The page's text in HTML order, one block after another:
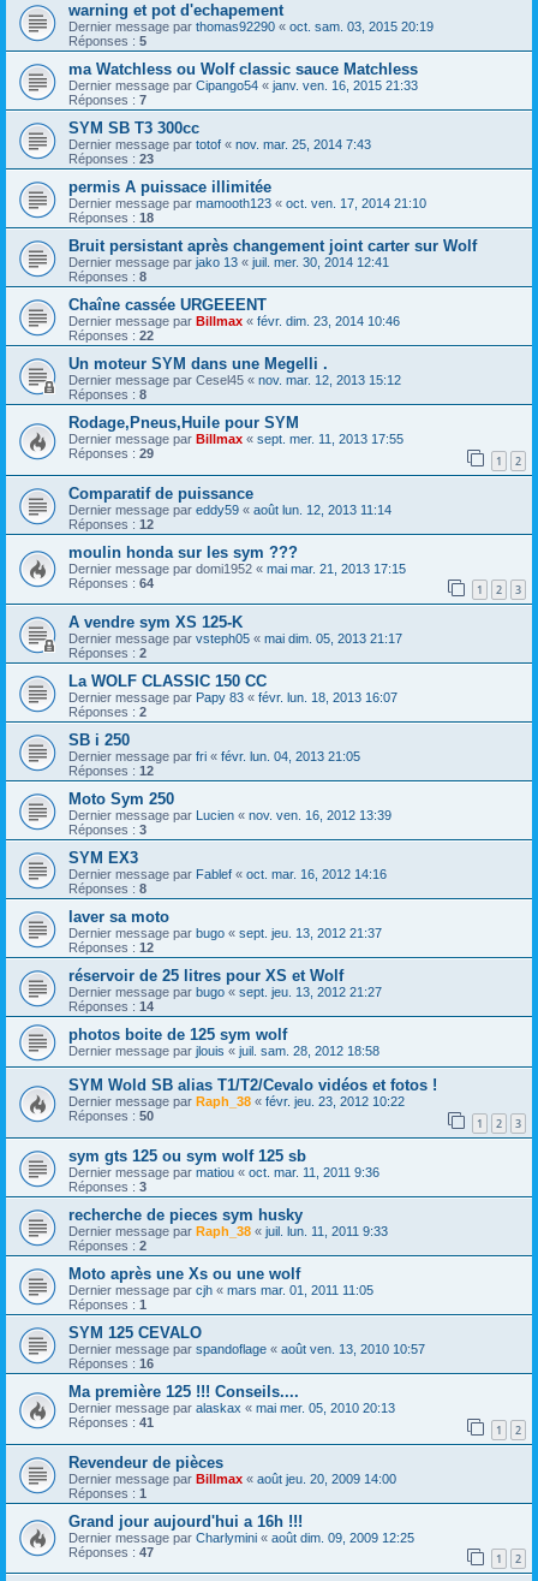
warning et pot d'echapement
Dernier message par thomas92290 « oct. sam. 03, 2015 20:19
Réponses : 5
ma Watchless ou Wolf classic sauce Matchless
Dernier message par Cipango54 « janv. ven. 16, 2015 21:33
Réponses : 7
SYM SB T3 300cc
Dernier message par totof « nov. mar. 25, 2014 7:43
Réponses : 23
permis A puissace illimitée
Dernier message par mamooth123 « oct. ven. 17, 2014 21:10
Réponses : 18
Bruit persistant après changement joint carter sur Wolf
Dernier message par jako 13 « juil. mer. 30, 2014 12:41
Réponses : 8
Chaîne cassée URGEEENT
Dernier message par Billmax « févr. dim. 23, 2014 10:46
Réponses : 22
Un moteur SYM dans une Megelli .
Dernier message par Cesel45 « nov. mar. 12, 2013 15:12
Réponses : 8
Rodage,Pneus,Huile pour SYM
Dernier message par Billmax « sept. mer. 11, 2013 17:55
Réponses : 29 1 2
Comparatif de puissance
Dernier message par eddy59 « août lun. 12, 2013 11:14
Réponses : 12
moulin honda sur les sym ???
Dernier message par domi1952 « mai mar. 21, 2013 17:15
Réponses : 64 1 2 3
A vendre sym XS 125-K
Dernier message par vsteph05 « mai dim. 05, 2013 21:17
Réponses : 2
La WOLF CLASSIC 150 CC
Dernier message par Papy 83 « févr. lun. 18, 2013 16:07
Réponses : 2
SB i 250
Dernier message par fri « févr. lun. 04, 2013 21:05
Réponses : 12
Moto Sym 250
Dernier message par Lucien « nov. ven. 16, 2012 13:39
Réponses : 3
SYM EX3
Dernier message par Fablef « oct. mar. 16, 2012 14:16
Réponses : 8
laver sa moto
Dernier message par bugo « sept. jeu. 13, 2012 21:37
Réponses : 12
réservoir de 25 litres pour XS et Wolf
Dernier message par bugo « sept. jeu. 13, 2012 21:27
Réponses : 14
photos boite de 125 sym wolf
Dernier message par jlouis « juil. sam. 28, 2012 18:58
SYM Wold SB alias T1/T2/Cevalo vidéos et fotos !
Dernier message par Raph_38 « févr. jeu. 23, 2012 10:22
Réponses : 50 1 2 3
sym gts 125 ou sym wolf 125 sb
Dernier message par matiou « oct. mar. 11, 2011 9:36
Réponses : 3
recherche de pieces sym husky
Dernier message par Raph_38 « juil. lun. 11, 2011 9:33
Réponses : 2
Moto après une Xs ou une wolf
Dernier message par cjh « mars mar. 01, 2011 11:05
Réponses : 1
SYM 125 CEVALO
Dernier message par spandoflage « août ven. 13, 2010 10:57
Réponses : 16
Ma première 125 !!! Conseils....
Dernier message par alaskax « mai mer. 05, 2010 20:13
Réponses : 41 1 2
Revendeur de pièces
Dernier message par Billmax « août jeu. 20, 2009 14:00
Réponses : 1
Grand jour aujourd'hui a 16h !!!
Dernier message par Charlymini « août dim. 09, 2009 12:25
Réponses : 47 1 2